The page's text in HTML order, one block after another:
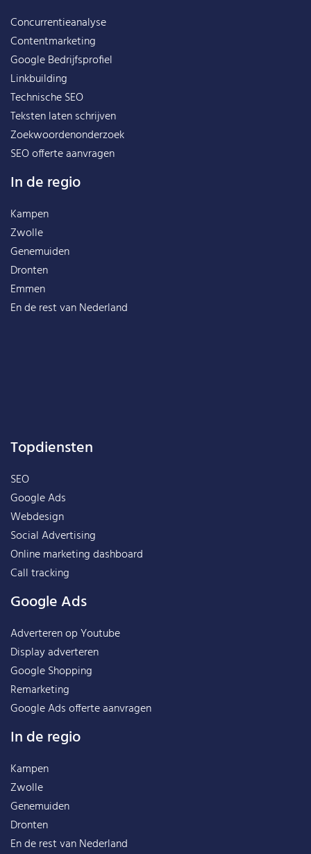
Concurrentieanalyse
Contentmarketing
Google Bedrijfsprofiel
Linkbuilding
Technische SEO
Teksten laten schrijven
Zoekwoordenonderzoek
SEO offerte aanvragen
In de regio
Kampen
Zwolle
Genemuiden
Dronten
Emmen
En de rest vanNederland
Topdiensten
SEO
Google Ads
Webdesign
Social Advertising
Online marketing dashboard
Call tracking
Google Ads
Adverteren op Youtube
Display adverteren
Google Shopping
Remarketing
Google Ads offerte aanvragen
In de regio
Kampen
Zwolle
Genemuiden
Dronten
En de rest vanNederland